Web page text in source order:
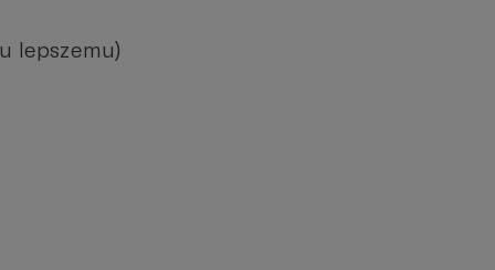
lepszemu)